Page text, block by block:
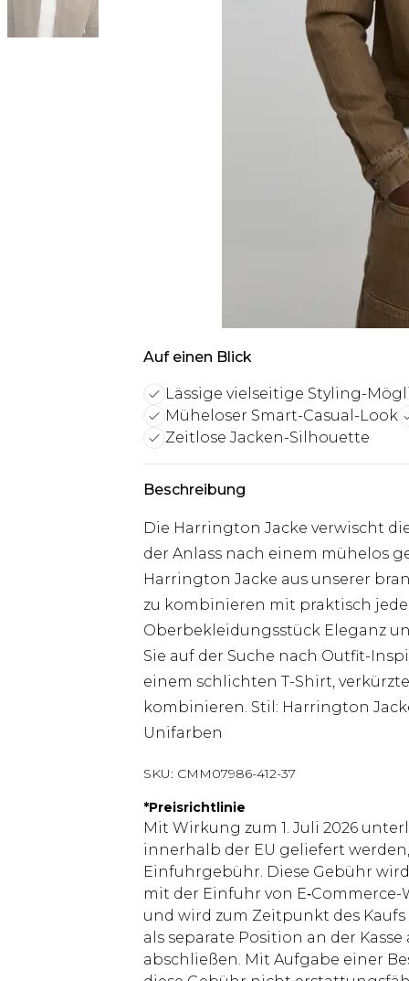
Auf einen Blick
Lässige vielseitige Styling-
Müheloser Smart-Casual-Look
Zeitlose Jacken-Silhouette
Beschreibung
Die Harrington Jacke verwischt
der Anlass nach einem mühelos
Harrington Jacke aus unserer
zu kombinieren mit praktisch
Oberbekleidungsstück Eleganz
Sie auf der Suche nach Outfit-
einem schlichten T-Shirt,
kombinieren. Stil: Harrington
Unifarben
SKU: CMM07986-412-37
*Preisrichtlinie
Mit Wirkung zum 1. Juli 2026
innerhalb der EU geliefert
Einfuhrgebühr. Diese Gebühr
mit der Einfuhr von
und wird zum Zeitpunkt des
als separate Position an der
abschließen. Mit Aufgabe einer